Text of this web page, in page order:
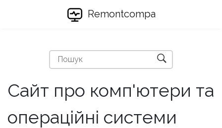
Remontcompa
Сайт про комп'ютери та
операційні системи